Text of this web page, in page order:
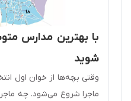
با بهترین مدارس
شوید
وقتی بچه‌ها از خوان اول
ماجرا شروع می‌شود. چه